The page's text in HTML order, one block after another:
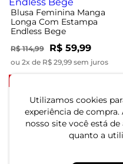
Utilizamos cookies
experiência de
nosso site você está
quanto a
Blusa Feminina Manga
Longa Com Estampa
Endless Bege
R$ 114,99 R$ 59,99
ou 2x de R$ 29,99 sem juros
Blusa Feminina Manga
Longa Em Viscotorcion
Rovitex Preto
ou 1x de R$ 44,99 sem juros